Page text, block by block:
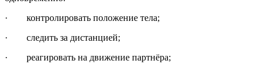
· контролировать положение тела;
· следить за дистанцией;
· реагировать на движение партнёра;